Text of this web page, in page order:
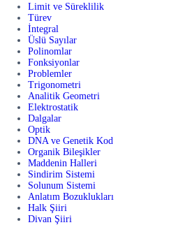
Limit ve Süreklilik
Türev
İntegral
Üslü Sayılar
Polinomlar
Fonksiyonlar
Problemler
Trigonometri
Analitik Geometri
Elektrostatik
Dalgalar
Optik
DNA ve Genetik Kod
Organik Bileşikler
Maddenin Halleri
Sindirim Sistemi
Solunum Sistemi
Anlatım Bozuklukları
Halk Şiiri
Divan Şiiri